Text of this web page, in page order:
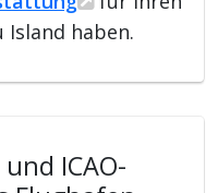
Island haben.
ICAO-